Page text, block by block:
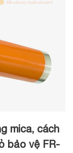
mica, cách
bảo vệ FR-